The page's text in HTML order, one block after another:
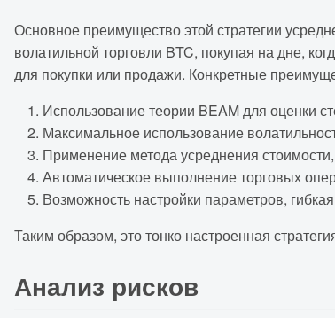
Основное преимущество этой стратегии
волатильной торговли BTC, покупая на дне,
для покупки или продажи. Конкретные
Использование теории BEAM для оценки
Максимальное использование
Применение метода усреднения
Автоматическое выполнение торговых
Возможность настройки параметров,
Таким образом, это тонко настроенная
Анализ рисков